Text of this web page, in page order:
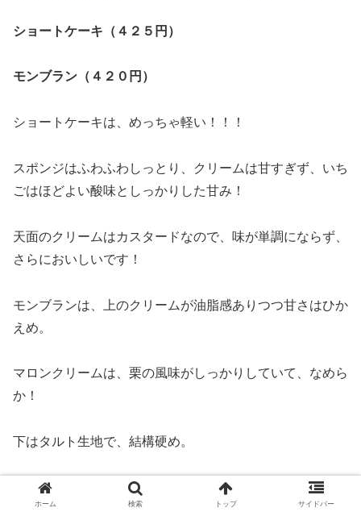
ショートケーキ（４２５円）
モンブラン（４２０円）
ショートケーキは、めっちゃ軽い！！！
スポンジはふわふわしっとり、クリームは甘すぎず、いち
ごはほどよい酸味としっかりした甘み！
天面のクリームはカスタードなので、味が単調にならず、
さらにおいしいです！
モンブランは、上のクリームが油脂感ありつつ甘さはひか
えめ。
マロンクリームは、栗の風味がしっかりしていて、なめら
か！
下はタルト生地で、結構硬め。
もさもさしておらず、全体のバランスがよいです！
ホーム 検索 トップ サイドバー